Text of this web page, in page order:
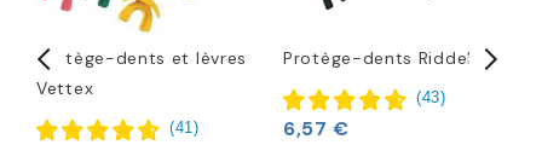
Protège-dents et lèvres
Vettex
(41)
Protège-dents Riddell
(43)
6,57 €